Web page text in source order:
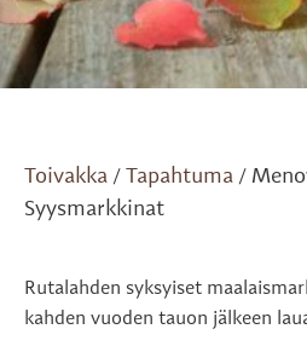
Toivakka / Tapahtuma /
Syysmarkkinat
Rutalahden syksyiset
kahden vuoden tauon jälkeen